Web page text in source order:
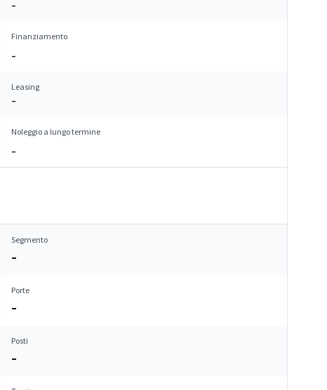
–
Finanziamento
–
Leasing
–
Noleggio a lungo termine
–
Segmento
–
Porte
–
Posti
–